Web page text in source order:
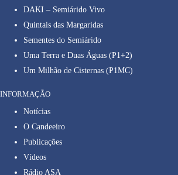
DAKI – Semiárido Vivo
Quintais das Margaridas
Sementes do Semiárido
Uma Terra e Duas Águas (P1+2)
Um Milhão de Cisternas (P1MC)
INFORMAÇÃO
Notícias
O Candeeiro
Publicações
Vídeos
Rádio ASA